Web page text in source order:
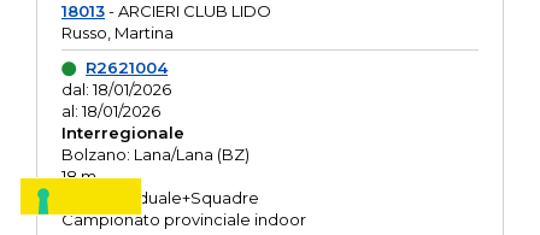
18013- ARCIERI CLUB LIDO
Russo, Martina
R2621004
dal: 18/01/2026
al: 18/01/2026
Interregionale
Bolzano: Lana/Lana (BZ)
18 m
O.R. Individuale+Squadre
Campionato provinciale indoor